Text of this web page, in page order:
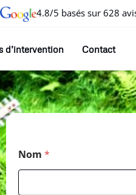
4.8/5 basés sur 628
d’intervention Contact
Nom *